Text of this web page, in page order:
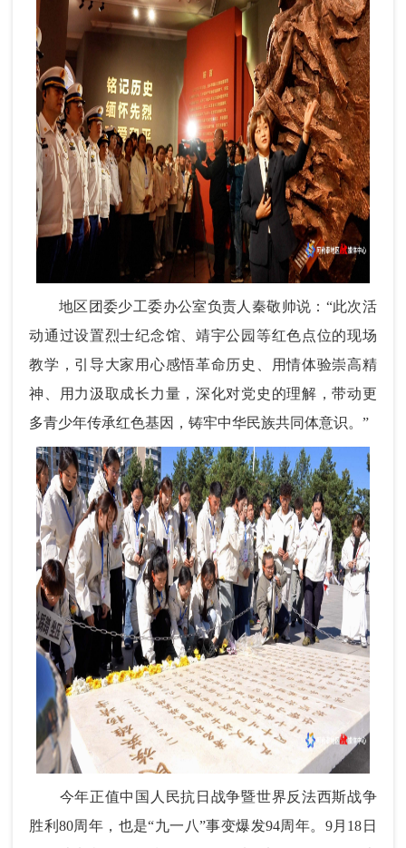
地区团委少工委办公室负责人秦敬帅说：“此次活
动通过设置烈士纪念馆、靖宇公园等红色点位的现场
教学，引导大家用心感悟革命历史、用情体验崇高精
神、用力汲取成长力量，深化对党史的理解，带动更
多青少年传承红色基因，铸牢中华民族共同体意识。”
今年正值中国人民抗日战争暨世界反法西斯战争
胜利80周年，也是“九一八”事变爆发94周年。9月18日